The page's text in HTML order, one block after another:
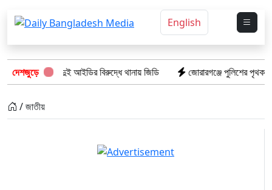
English
দেশজুড়ে
অপপ্রচার দুই আইডির বিরুদ্ধে থানায় জিডি জোরারগঞ্জে পুলিশের পৃথক
/ জাতীয়